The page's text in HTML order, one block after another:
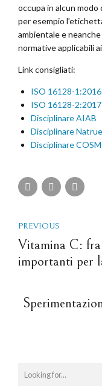
occupa in alcun
per esempio
ambientale e
normative applicabili
Link consigliati:
ISO 16128-1:2016
ISO 16128-2:2017
Disciplinare AIAB
Disciplinare Natrue
Disciplinare
PREVIOUS
Vitamina C:
importanti per